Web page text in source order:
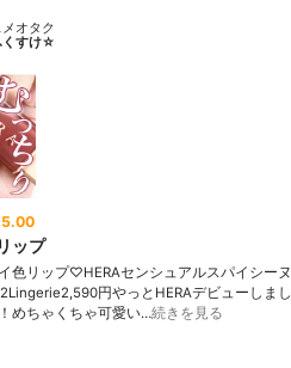
オタク
すけ☆
5.00
ップ
色リップ♡HERAセンシュアルスパイシーヌ
円やっとHERAデビューしまし
めちゃくちゃ可愛い…続きを見る